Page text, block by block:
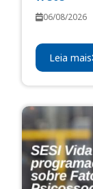
06/08/2026
Leia mais